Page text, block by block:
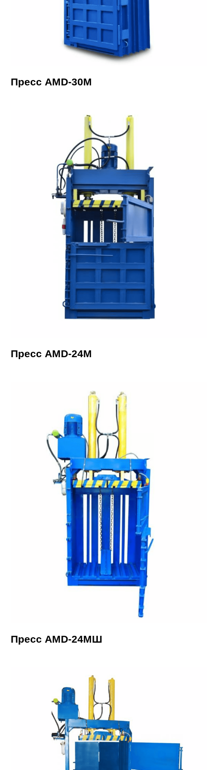
Пресс AMD-30М
Пресс AMD-24М
Пресс AMD-24МШ